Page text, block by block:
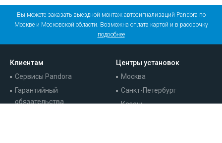
Вы можете заказать выездной монтаж автосигнализаций Pandora по
Москве и Московской области. Возможна оплата картой и в рассрочку
подробнее
Клиентам
Сервисы Pandora
Гарантийный
обязательства
Центры установок
Москва
Санкт-Петербург
Казань